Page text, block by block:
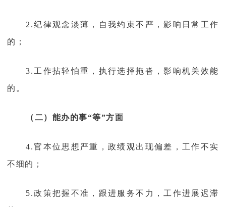
2.纪律观念淡薄，自我约束不严，影响日常工作
的；
3.工作拈轻怕重，执行选择拖沓，影响机关效能
的。
（二）能办的事“等”方面
4.官本位思想严重，政绩观出现偏差，工作不实
不细的；
5.政策把握不准，跟进服务不力，工作进展迟滞